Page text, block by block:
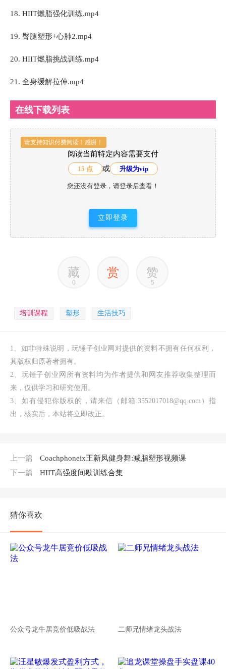
18. HIIT燃脂强化训练.mp4
19. 臀腿塑形+心肺2.mp4
20. HIIT燃脂挑战训练.mp4
21. 全身缓解拉伸.mp4
在线下载列表
请支持知识付费阅读！感谢！
阅读当前特定内容需要支付
15 点 或 升级为vip
您还没有登录，请登录后查看！
立即登录
藏
0
赏 赞
5
培训课程 塑形 生活技巧
1、如非特殊说明，玩锤子创业网对提供的资料不拥有任何权利，
其版权归原著者拥有。
2、玩锤子创业网所有资料均为作者提供和网友推荐收集整理而
来，仅供学习和研究使用。
3、如有侵犯你版权的，请来信（邮箱:3552017018@qq.com）指
出，核实后，本站将立即改正。
上一篇
Coachphoneix王新凤健身舞:减脂塑形视频课
下一篇
HIIT高强度间歇训练合集
猜你喜欢
公众号龙牛居竞价低吸战法 二师兄情绪龙头战法